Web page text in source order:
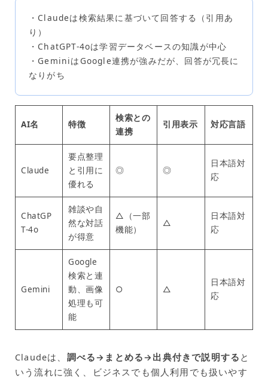
・Claudeは検索結果に基づいて回答する（引用あ
り）
・ChatGPT-4oは学習データベースの知識が中心
・GeminiはGoogle連携が強みだが、回答が冗長に
なりがち
AI名 特徴
検索との
連携
引用表示 対応言語
Claude
要点整理
と引用に
優れる
◎ ◎
日本語対
応
ChatGP
T-4o
雑談や自
然な対話
が得意
△（一部
機能）
△
日本語対
応
Gemini
Google
検索と連
動、画像
処理も可
能
○ △
日本語対
応
Claudeは、 調べる→まとめる→出典付きで説明する と
いう流れに強く、ビジネスでも個人利用でも扱いやす